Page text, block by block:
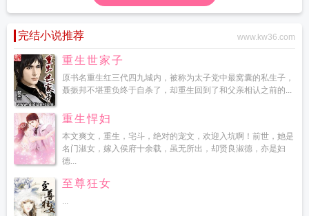
完结小说推荐 www.kw36.com
重生世家子
原书名重生红三代四九城内，被称为太子党中最窝囊的私生子，
聂振邦不堪重负终于自杀了，却重生回到了和父亲相认之前的...
重生悍妇
本文爽文，重生，宅斗，绝对的宠文，欢迎入坑啊！前世，她是
名门淑女，嫁入侯府十余载，虽无所出，却贤良淑德，亦是妇
德...
至尊狂女
...